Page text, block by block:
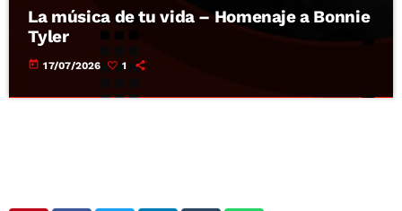
La música de tu vida – Homenaje a Bonnie
Tyler
today 17/07/2026 1